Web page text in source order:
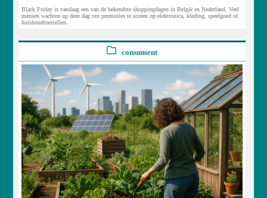
Black Friday is vandaag een van de bekendste shoppingdagen in België en Nederland. Veel
mensen wachten op deze dag om promoties te scoren op elektronica, kleding, speelgoed of
huishoudtoestellen.
consument